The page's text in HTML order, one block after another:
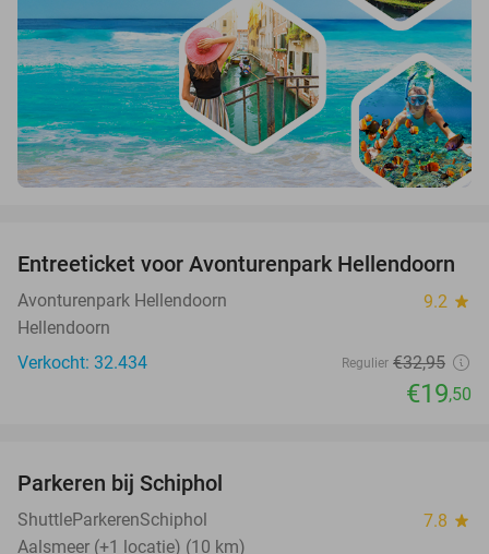
41%
Entreeticket voor Avonturenpark Hellendoorn
Avonturenpark Hellendoorn 9.2 star
Hellendoorn
Verkocht: 32.434
Regulier €32,95
€19,50
Parkeren bij Schiphol
ShuttleParkerenSchiphol 7.8 star
Aalsmeer (+1 locatie) (10 km)